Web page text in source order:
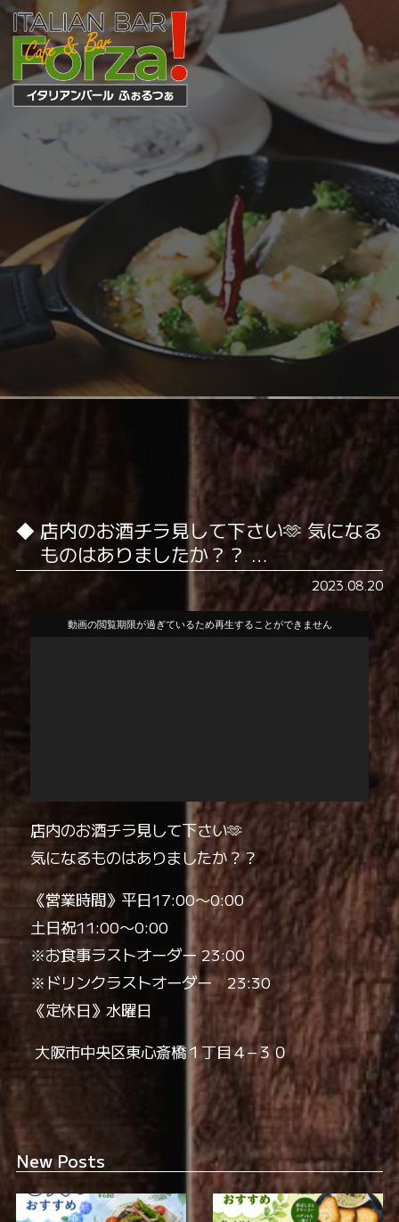
店内のお酒チラ見して下さい🫶 気になる
ものはありましたか？？ …
2023.08.20
店内のお酒チラ見して下さい🫶
気になるものはありましたか？？
《営業時間》平日17:00〜0:00
土日祝11:00〜0:00
※お食事ラストオーダー 23:00
※ドリンクラストオーダー 23:30
《定休日》水曜日
️ 大阪市中央区東心斎橋１丁目４−３０
New Posts